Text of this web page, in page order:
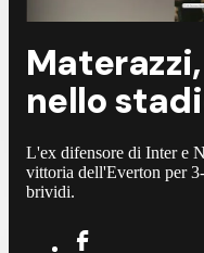
nello
L'ex difensore di Inter e
vittoria dell'Everton per
brividi.